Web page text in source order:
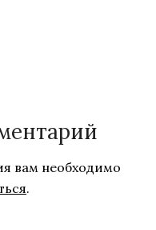
вам необходимо
.